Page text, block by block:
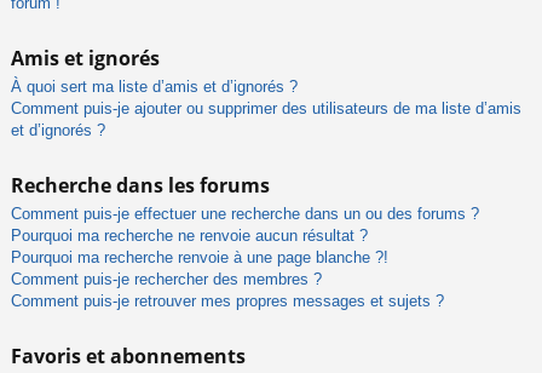
Amis et ignorés
À quoi sert ma liste d’amis et d’ignorés ?
Comment puis-je ajouter ou supprimer des utilisateurs de ma liste d’amis
et d’ignorés ?
Recherche dans les forums
Comment puis-je effectuer une recherche dans un ou des forums ?
Pourquoi ma recherche ne renvoie aucun résultat ?
Pourquoi ma recherche renvoie à une page blanche ?!
Comment puis-je rechercher des membres ?
Comment puis-je retrouver mes propres messages et sujets ?
Favoris et abonnements